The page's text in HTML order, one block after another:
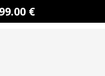
99.00 €